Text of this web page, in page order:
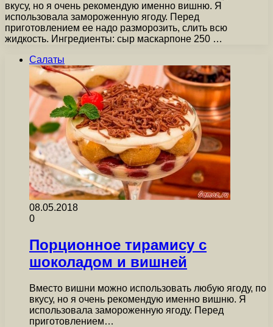
вкусу, но я очень рекомендую именно вишню. Я
использовала замороженную ягоду. Перед
приготовлением ее надо разморозить, слить всю
жидкость. Ингредиенты: сыр маскарпоне 250 …
Салаты
08.05.2018
0
Порционное тирамису с
шоколадом и вишней
Вместо вишни можно использовать любую ягоду, по
вкусу, но я очень рекомендую именно вишню. Я
использовала замороженную ягоду. Перед
приготовлением…